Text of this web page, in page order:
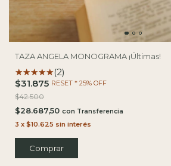
TAZA ANGELA MONOGRAMA ¡Últimas!
(2)
$31.875 RESET * 25% OFF
$42.500
$28.687,50 con
3 x $10.625 sin interés
Comprar